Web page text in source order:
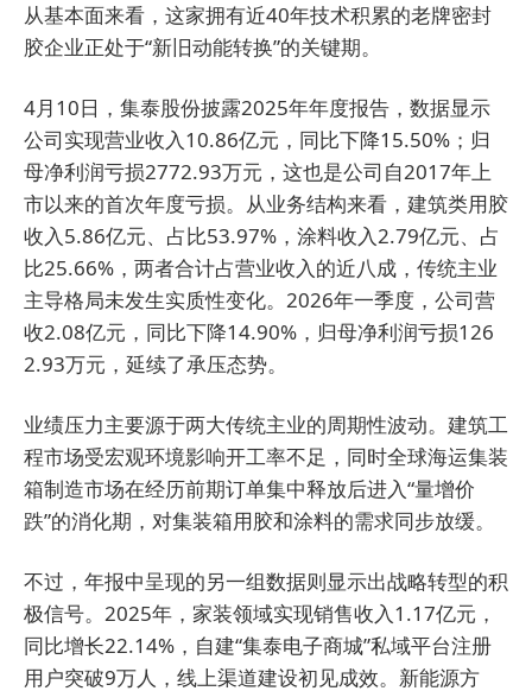
从基本面来看，这家拥有近40年技术积累的老牌密封
胶企业正处于“新旧动能转换”的关键期。
4月10日，集泰股份披露2025年年度报告，数据显示
公司实现营业收入10.86亿元，同比下降15.50%；归
母净利润亏损2772.93万元，这也是公司自2017年上
市以来的首次年度亏损。从业务结构来看，建筑类用胶
收入5.86亿元、占比53.97%，涂料收入2.79亿元、占
比25.66%，两者合计占营业收入的近八成，传统主业
主导格局未发生实质性变化。2026年一季度，公司营
收2.08亿元，同比下降14.90%，归母净利润亏损126
2.93万元，延续了承压态势。
业绩压力主要源于两大传统主业的周期性波动。建筑工
程市场受宏观环境影响开工率不足，同时全球海运集装
箱制造市场在经历前期订单集中释放后进入“量增价
跌”的消化期，对集装箱用胶和涂料的需求同步放缓。
不过，年报中呈现的另一组数据则显示出战略转型的积
极信号。2025年，家装领域实现销售收入1.17亿元，
同比增长22.14%，自建“集泰电子商城”私域平台注册
用户突破9万人，线上渠道建设初见成效。新能源方